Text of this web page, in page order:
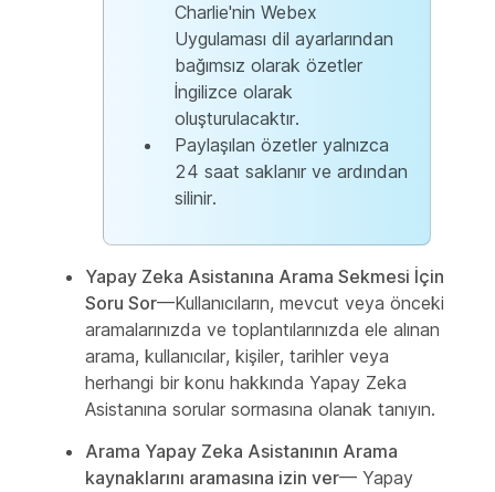
Charlie'nin Webex
Uygulaması dil ayarlarından
bağımsız olarak özetler
İngilizce olarak
oluşturulacaktır.
Paylaşılan özetler yalnızca
24 saat saklanır ve ardından
silinir.
Yapay Zeka Asistanına Arama Sekmesi İçin
Soru Sor—Kullanıcıların, mevcut veya önceki
aramalarınızda ve toplantılarınızda ele alınan
arama, kullanıcılar, kişiler, tarihler veya
herhangi bir konu hakkında Yapay Zeka
Asistanına sorular sormasına olanak tanıyın.
Arama Yapay Zeka Asistanının Arama
kaynaklarını aramasına izin ver— Yapay